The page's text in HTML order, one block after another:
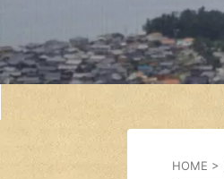
HOME >